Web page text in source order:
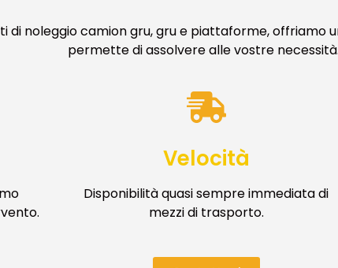
di noleggio camion gru, gru e piattaforme, offriamo
permette di assolvere alle vostre necessità.
Velocità
Disponibilità quasi sempre immediata di
mezzi di trasporto.
SCARICA LA NOSTRA
la tua email e ricevi subito tutte le informazioni
macchinari e vantaggi competitivi.
VOGLIO RICEVERE IL BROCHURE
È gratuito, veloce e senza impegno.